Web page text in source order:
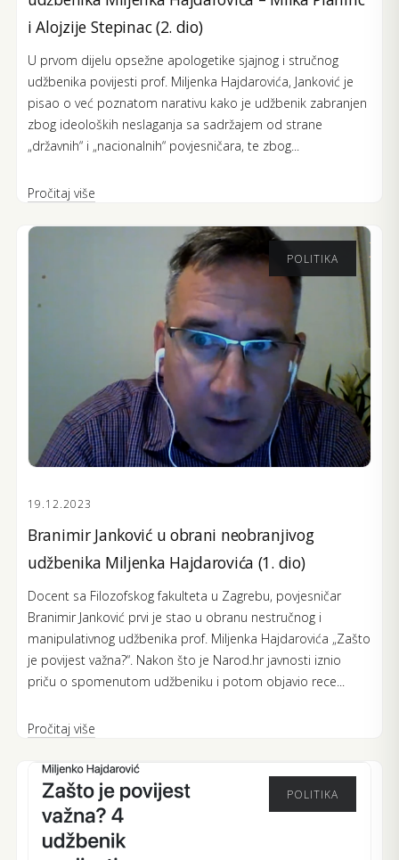
i Alojzije Stepinac (2. dio)
U prvom dijelu opsežne apologetike sjajnog i stručnog
udžbenika povijesti prof. Miljenka Hajdarovića, Janković je
pisao o već poznatom narativu kako je udžbenik zabranjen
zbog ideoloških neslaganja sa sadržajem od strane
„državnih“ i „nacionalnih“ povjesničara, te zbog...
Pročitaj više
POLITIKA
19.12.2023
Branimir Janković u obrani neobranjivog
udžbenika Miljenka Hajdarovića (1. dio)
Docent sa Filozofskog fakulteta u Zagrebu, povjesničar
Branimir Janković prvi je stao u obranu nestručnog i
manipulativnog udžbenika prof. Miljenka Hajdarovića „Zašto
je povijest važna?“. Nakon što je Narod.hr javnosti iznio
priču o spomenutom udžbeniku i potom objavio rece...
Pročitaj više
POLITIKA